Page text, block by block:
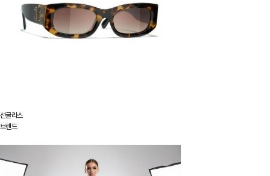
선글라스
브랜드